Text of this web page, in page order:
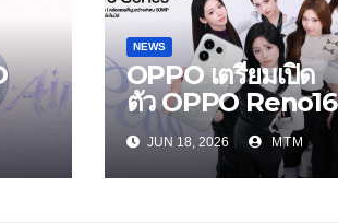
NEWS
OPPO เตรียมเปิด
ตัว OPPO Reno16
Series 5G พร้อม
ประกาศ
ER ในฐานะ Reno
JUN 18, 2026 MTM